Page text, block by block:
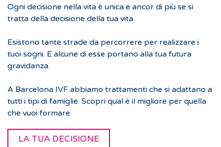
Ogni decisione nella vita è unica e ancor di più se si
tratta della decisione della tua vita.
Esistono tante strade da percorrere per realizzare i
tuoi sogni. E alcune di esse portano alla tua futura
gravidanza.
A Barcelona IVF abbiamo trattamenti che si adattano a
tutti i tipi di famiglie. Scopri qual è il migliore per quella
che vuoi formare.
LA TUA DECISIONE